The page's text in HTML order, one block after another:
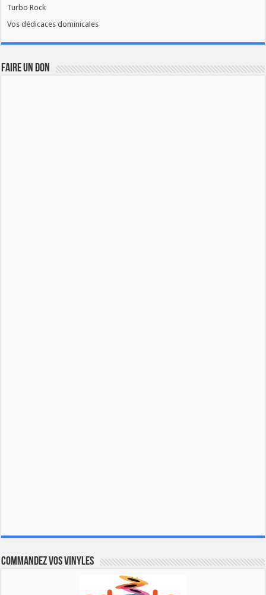
Turbo Rock
Vos dédicaces dominicales
FAIRE UN DON
Commandez vos vinyles